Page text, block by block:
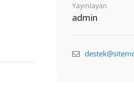
Yayınlayan
admin